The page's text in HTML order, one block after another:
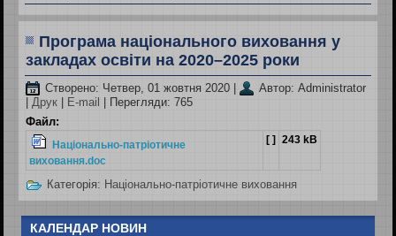
Програма національного виховання у
закладах освіти на 2020–2025 роки
Створено: Четвер, 01 жовтня 2020 |
Автор: Administrator
|Друк E-mail
| Перегляди: 765
Файл:
Національно-патріотичне
виховання.doc
[ ] 243 kB
Категорія: Національно-патріотичне виховання
КАЛЕНДАР НОВИН